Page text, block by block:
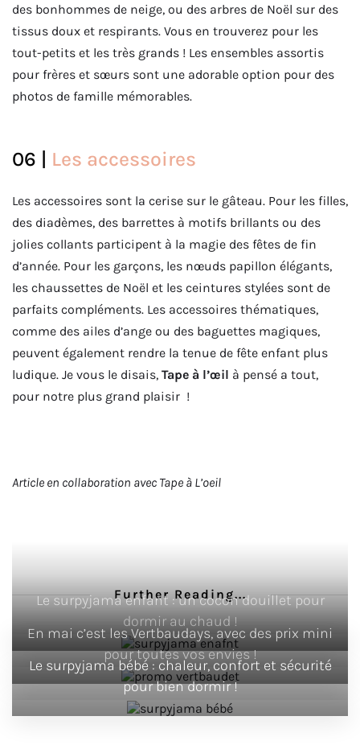
des bonhommes de neige, ou des arbres de Noël sur des
tissus doux et respirants. Vous en trouverez pour les
tout-petits et les très grands ! Les ensembles assortis
pour frères et sœurs sont une adorable option pour des
photos de famille mémorables.
06 | Les accessoires
Les accessoires sont la cerise sur le gâteau. Pour les filles,
des diadèmes, des barrettes à motifs brillants ou des
jolies collants participent à la magie des fêtes de fin
d’année. Pour les garçons, les nœuds papillon élégants,
les chaussettes de Noël et les ceintures stylées sont de
parfaits compléments. Les accessoires thématiques,
comme des ailes d’ange ou des baguettes magiques,
peuvent également rendre la tenue de fête enfant plus
ludique. Je vous le disais, Tape à l’œil à pensé a tout,
pour notre plus grand plaisir !
Article en collaboration avec Tape à L’oeil
Further Reading...
Le surpyjama enfant : un cocon douillet pour
dormir au chaud !
En mai c’est les Vertbaudays, avec des prix mini
pour toutes vos envies !
Le surpyjama bébé : chaleur, confort et sécurité
pour bien dormir !